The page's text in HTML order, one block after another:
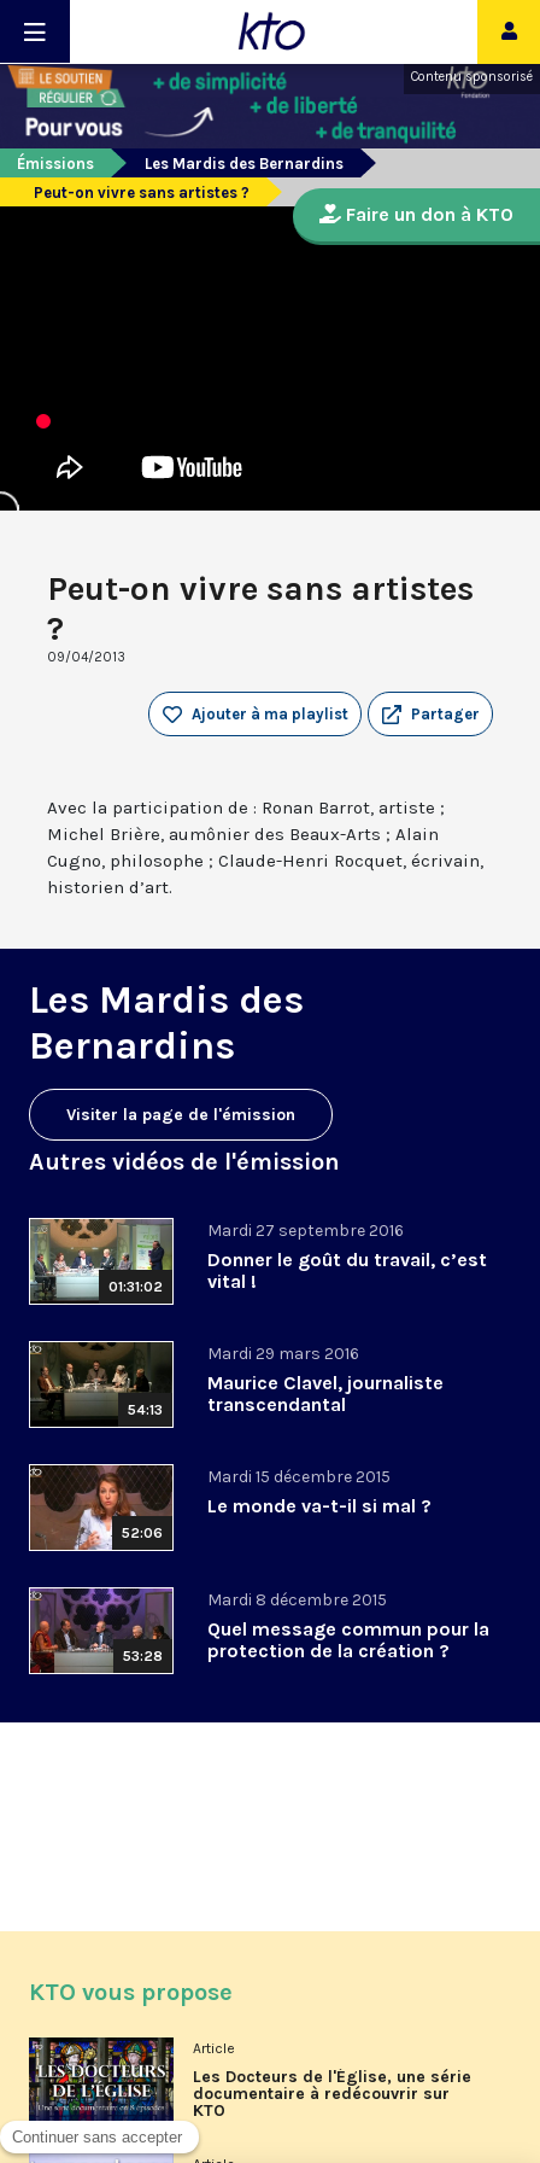
Contenu sponsorisé
Émissions
Les Mardis des Bernardins
Peut-on vivre sans artistes ?
Peut-on vivre sans artistes
?
09/04/2013
Partager
Ajouter à ma playlist
Avec la participation de : Ronan Barrot, artiste ;
Michel Brière, aumônier des Beaux-Arts ; Alain
Cugno, philosophe ; Claude-Henri Rocquet, écrivain,
historien d’art.
Les Mardis des
Bernardins
Visiter la page de l'émission
Autres vidéos de l'émission
01:31:02
Mardi 27 septembre 2016
Donner le goût du travail, c’est
vital !
54:13
Mardi 29 mars 2016
Maurice Clavel, journaliste
transcendantal
52:06
Mardi 15 décembre 2015
Le monde va-t-il si mal ?
53:28
Mardi 8 décembre 2015
Quel message commun pour la
protection de la création ?
Faire un don à KTO
KTO vous propose
Article
Les Docteurs de l'Église, une série
documentaire à redécouvrir sur
KTO